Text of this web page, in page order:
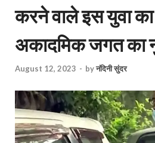
करने वाले इस युवा
अकादमिक जगत का
August 12, 2023 - byनंदिनी सुंदर